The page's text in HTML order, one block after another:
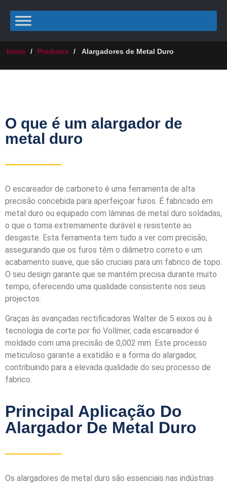
Início / Produtos / Alargadores de Metal Duro
O que é um alargador de
metal duro
O escareador de carboneto é uma ferramenta de alta
precisão concebida para aperfeiçoar furos. É fabricado em
metal duro ou equipado com lâminas de metal duro soldadas,
o que o torna extremamente durável e resistente ao
desgaste. Esta ferramenta tem tudo a ver com precisão,
assegurando que os furos têm o diâmetro correto e um
acabamento suave, que são cruciais para um fabrico de topo.
O seu design garante que se mantém precisa durante muito
tempo, oferecendo uma qualidade consistente nos seus
projectos.
Graças às avançadas rectificadoras Walter de 5 eixos ou à
tecnologia de corte por fio Vollmer, cada escareador é
moldado com uma precisão de 0,002 mm. Este processo
meticuloso garante a exatidão e a forma do alargador,
contribuindo para a elevada qualidade do seu processo de
fabrico.
Principal Aplicação Do
Alargador De Metal Duro
Os alargadores de metal duro são essenciais nas indústrias